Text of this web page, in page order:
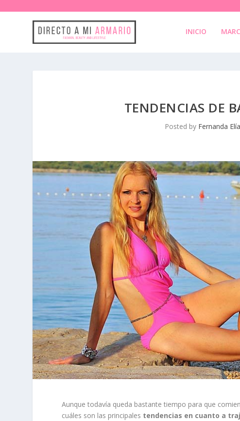
INICIO
TENDENCIAS DE
Posted by Fernanda
Aunque todavía queda bastante tiempo para que
cuáles son las principales tendencias en cuanto a